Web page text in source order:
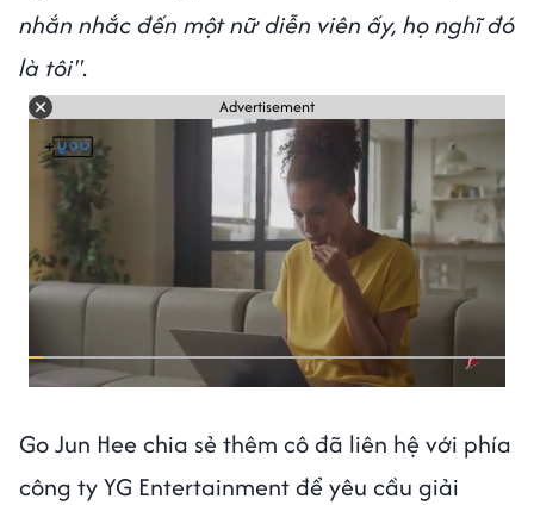
nhắn nhắc đến một nữ diễn viên ấy, họ nghĩ đó
là tôi".
Advertisement
Go Jun Hee chia sẻ thêm cô đã liên hệ với phía
công ty YG Entertainment để yêu cầu giải